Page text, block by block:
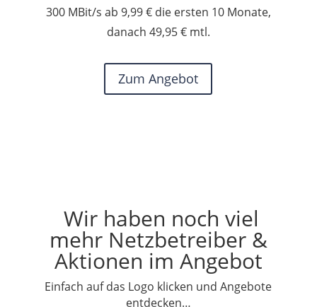
300 MBit/s ab 9,99 € die ersten 10 Monate,
danach 49,95 € mtl.
Zum Angebot
Wir haben noch viel
mehr Netzbetreiber &
Aktionen im Angebot
Einfach auf das Logo klicken und Angebote
entdecken…